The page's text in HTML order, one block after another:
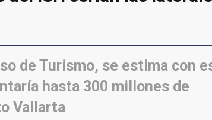
de Turismo, se estima con
hasta 300 millones de
Vallarta